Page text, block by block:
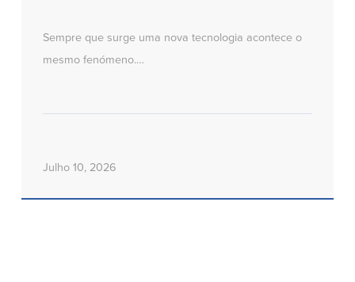
Sempre que surge uma nova tecnologia acontece o
mesmo fenómeno.…
Julho 10, 2026